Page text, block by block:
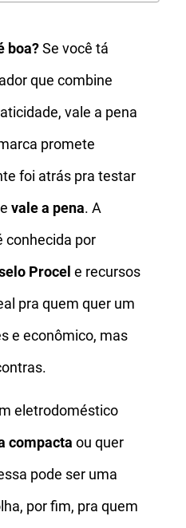
boa?Se você tá
que combine
vale a pena
promete
foi atrás pra testar
vale a pena. A
conhecida por
Procel e recursos
pra quem quer um
e econômico, mas
eletrodoméstico
compacta ou quer
pode ser uma
por fim, pra quem